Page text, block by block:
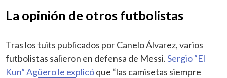
La opinión de otros futbolistas
Tras los tuits publicados por Canelo Álvarez, varios
futbolistas salieron en defensa de Messi.Sergio “El
Kun” Agüero le explicóque “las camisetas siempre